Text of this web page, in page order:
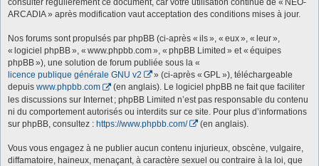
consulter régulièrement ce document, car votre utilisation continue de « NEO-
ARCADIA » après modification vaut acceptation des conditions mises à jour.
Nos forums sont propulsés par phpBB (ci-après « ils », « eux », « leur »,
« logiciel phpBB », « www.phpbb.com », « phpBB Limited » et « équipes
phpBB »), une solution de forum publiée sous la «
licence publique générale GNU v2
» (ci-après « GPL »), téléchargeable
depuis www.phpbb.com
(en anglais). Le logiciel phpBB ne fait que faciliter
les discussions sur Internet ; phpBB Limited n’est pas responsable du contenu
ni du comportement autorisés ou interdits sur ce site. Pour plus d’informations
sur phpBB, consultez : https://www.phpbb.com/ (en anglais).
Vous vous engagez à ne publier aucun contenu injurieux, obscène, vulgaire,
diffamatoire, haineux, menaçant, à caractère sexuel ou contraire à la loi, que